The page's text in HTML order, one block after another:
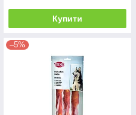
Купити
–5%